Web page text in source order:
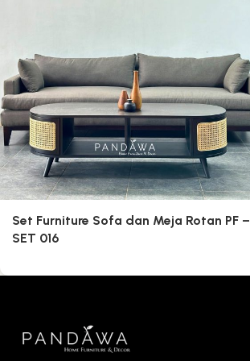
Set Furniture Sofa dan Meja Rotan PF –
SET 016